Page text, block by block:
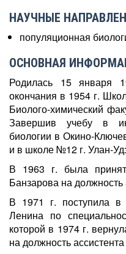
НАУЧНЫЕ
популяционная
ОСНОВНАЯ
Родилась 15 января
окончания в 1954 г.
Биолого-химический
Завершив учебу в
биологии в Окино-
и в школе №12 г. Улан-
В 1963 г. была
Банзарова на
В 1971 г. поступила
Ленина по
которой в 1974 г.
на должность